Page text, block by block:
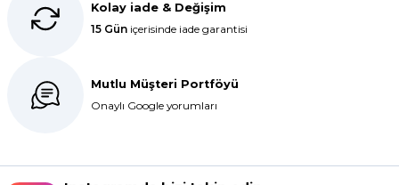
Bir önceki siparişim sorunsuz geldi
sipariş verdim inşallah sıkıntı olmaz
hızlı kargo içinde teşekkürler
kargo hızlı çıkıyor x firma da
Kolay iade & Değişim
15 Gün içerisinde iade garantisi
Mutlu Müşteri Portföyü
Onaylı Google yorumları